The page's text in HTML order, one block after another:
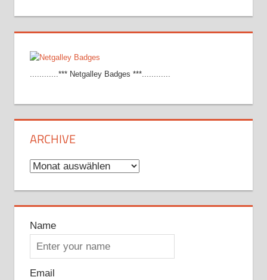
............*** Netgalley Badges ***............
ARCHIVE
Archive
Name
Email